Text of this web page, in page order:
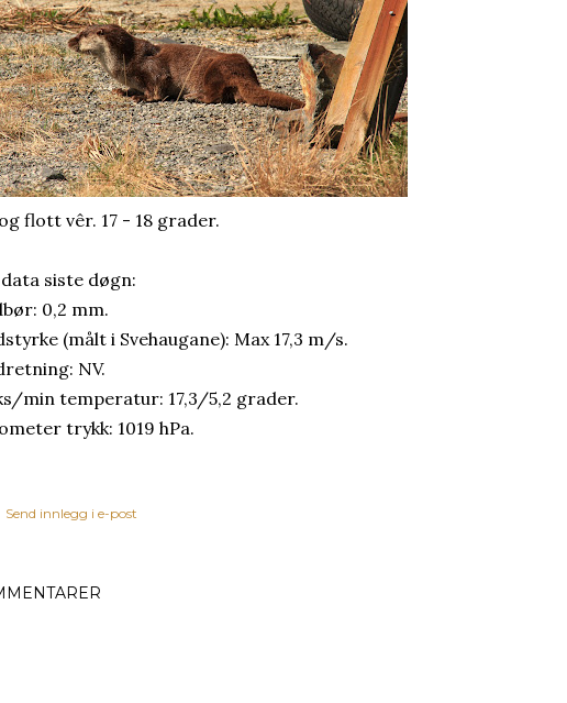
flott vêr. 17 - 18 grader.
siste døgn:
0,2 mm.
(målt i Svehaugane): Max 17,3 m/s.
NV.
min temperatur: 17,3/5,2 grader.
trykk: 1019 hPa.
Send innlegg i e-post